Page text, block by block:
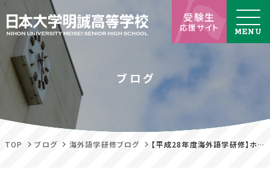
受験生
応援サイト
ブログ
TOP ブログ 海外語学研修ブログ 【平成28年度海外語学研修】ホストファミリーと対面